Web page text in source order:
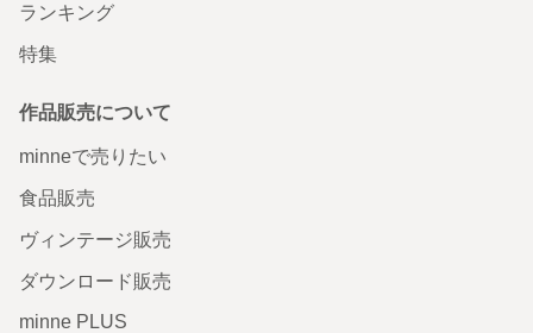
ランキング
特集
作品販売について
minneで売りたい
食品販売
ヴィンテージ販売
ダウンロード販売
minne PLUS